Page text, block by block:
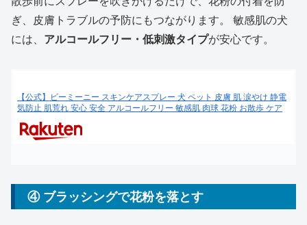
ぎ、皮膚トラブルの予防にもつながります。 敏感肌の犬
には、 アルコールフリー・低刺激タイプが安心です。
【公式】ビーミーニー スキンケアスプレー 犬 ペット 皮膚 肌 涙やけ 静電
気防止 肌荒れ 安心 安全 アルコールフリー 敏感肌 肉球 花粉 お散歩 ケア
④ ブラッシングで花粉を落とす